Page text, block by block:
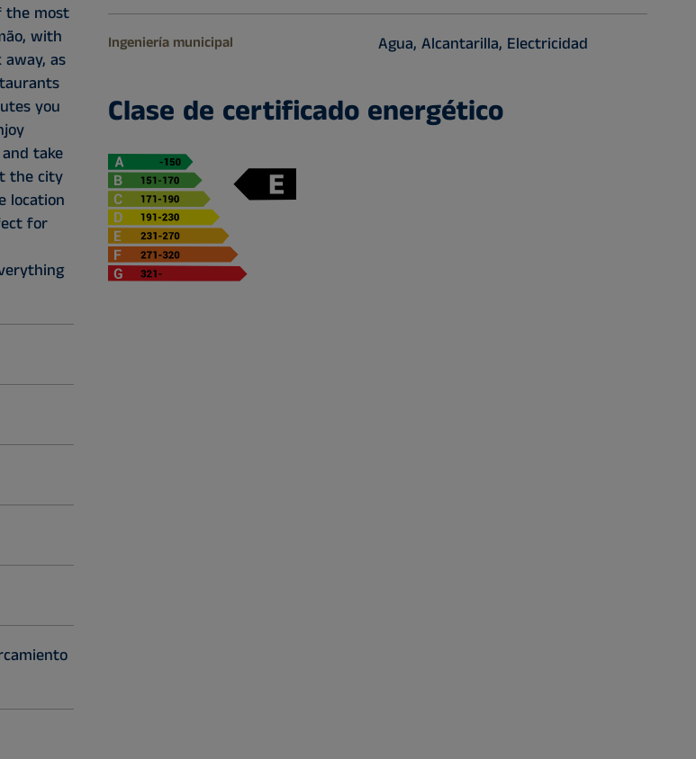
the most
with
as
you
take
the city
location
for
Ingeniería municipal Agua, Alcantarilla, Electricidad
Clase de certificado energético